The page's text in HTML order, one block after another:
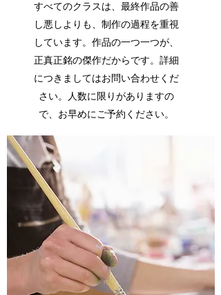
すべてのクラスは、最終作品の善
し悪しよりも、制作の過程を重視
しています。作品の一つ一つが、
正真正銘の傑作だからです。詳細
につきましてはお問い合わせくだ
さい。人数に限りがありますの
で、お早めにご予約ください。
あなたの最高傑作